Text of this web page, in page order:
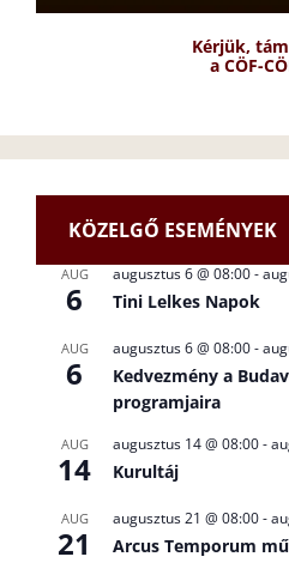
Kérjük,
a CÖF-
KÖZELGŐ ESEMÉNYEK
AUG
6
augusztus 6 @ 08:00-
Tini Lelkes Napok
AUG
6
augusztus 6 @ 08:00-
Kedvezmény a
programjaira
AUG
14
augusztus 14 @ 08:00-
Kurultáj
AUG
21
augusztus 21 @ 08:00-
Arcus Temporum